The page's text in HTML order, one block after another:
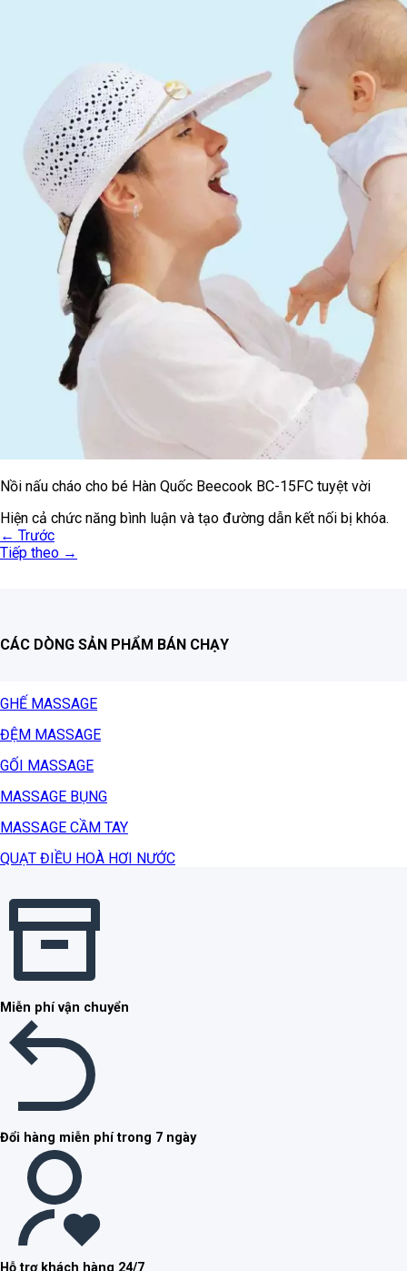
Nồi nấu cháo cho bé Hàn Quốc Beecook BC-15FC tuyệt vời
Hiện cả chức năng bình luận và tạo đường dẫn kết nối bị khóa.
← Trước
Tiếp theo →
CÁC DÒNG SẢN PHẨM BÁN CHẠY
GHẾ MASSAGE
ĐỆM MASSAGE
GỐI MASSAGE
MASSAGE BỤNG
MASSAGE CẦM TAY
QUẠT ĐIỀU HOÀ HƠI NƯỚC
Miễn phí vận chuyển
Đổi hàng miễn phí trong 7 ngày
Hỗ trợ khách hàng 24/7